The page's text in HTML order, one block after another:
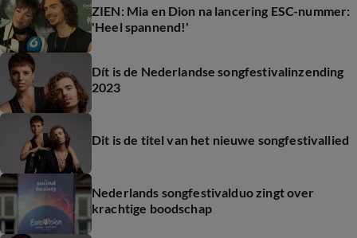
ZIEN: Mia en Dion na lancering ESC-nummer:
'Heel spannend!'
Dít is de Nederlandse songfestivalinzending
2023
Dit is de titel van het nieuwe songfestivallied
Nederlands songfestivalduo zingt over
krachtige boodschap